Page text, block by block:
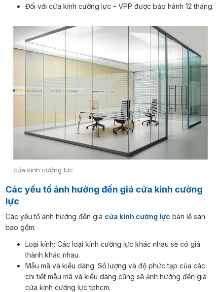
Đối với cửa kính cường lực – VPP được bảo hành 12 tháng.
cửa kính cường lực
Các yếu tố ảnh hưởng đến giá cửa kính cường
lực
Các yếu tố ảnh hưởng đến giá cửa kính cường lực bản lề sàn
bao gồm:
Loại kính: Các loại kính cường lực khác nhau sẽ có giá
thành khác nhau.
Mẫu mã và kiểu dáng: Số lượng và độ phức tạp của các
chi tiết mẫu mã và kiểu dáng cũng sẽ ảnh hưởng đến giá
cửa kính cường lực tphcm.